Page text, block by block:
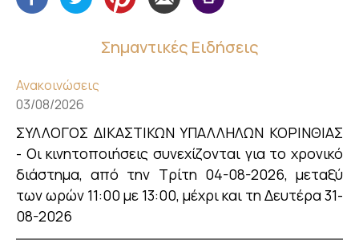
Σημαντικές Ειδήσεις
Ανακοινώσεις
03/08/2026
ΣΥΛΛΟΓΟΣ ΔΙΚΑΣΤΙΚΩΝ ΥΠΑΛΛΗΛΩΝ ΚΟΡΙΝΘΙΑΣ
- Οι κινητοποιήσεις συνεχίζονται για το χρονικό
διάστημα, από την Τρίτη 04-08-2026, μεταξύ
των ωρών 11:00 με 13:00, μέχρι και τη Δευτέρα 31-
08-2026